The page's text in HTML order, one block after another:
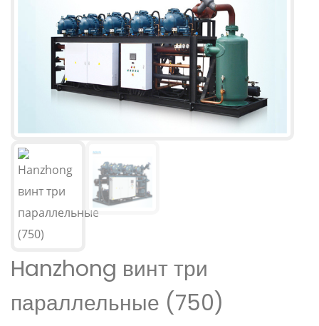
Hanzhong винт три
параллельные (750)